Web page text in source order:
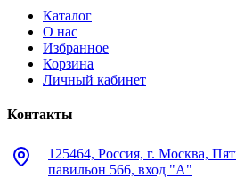
Каталог
О нас
Избранное
Корзина
Личный кабинет
Контакты
125464, Россия, г. Москва,
павильон 566, вход "А"